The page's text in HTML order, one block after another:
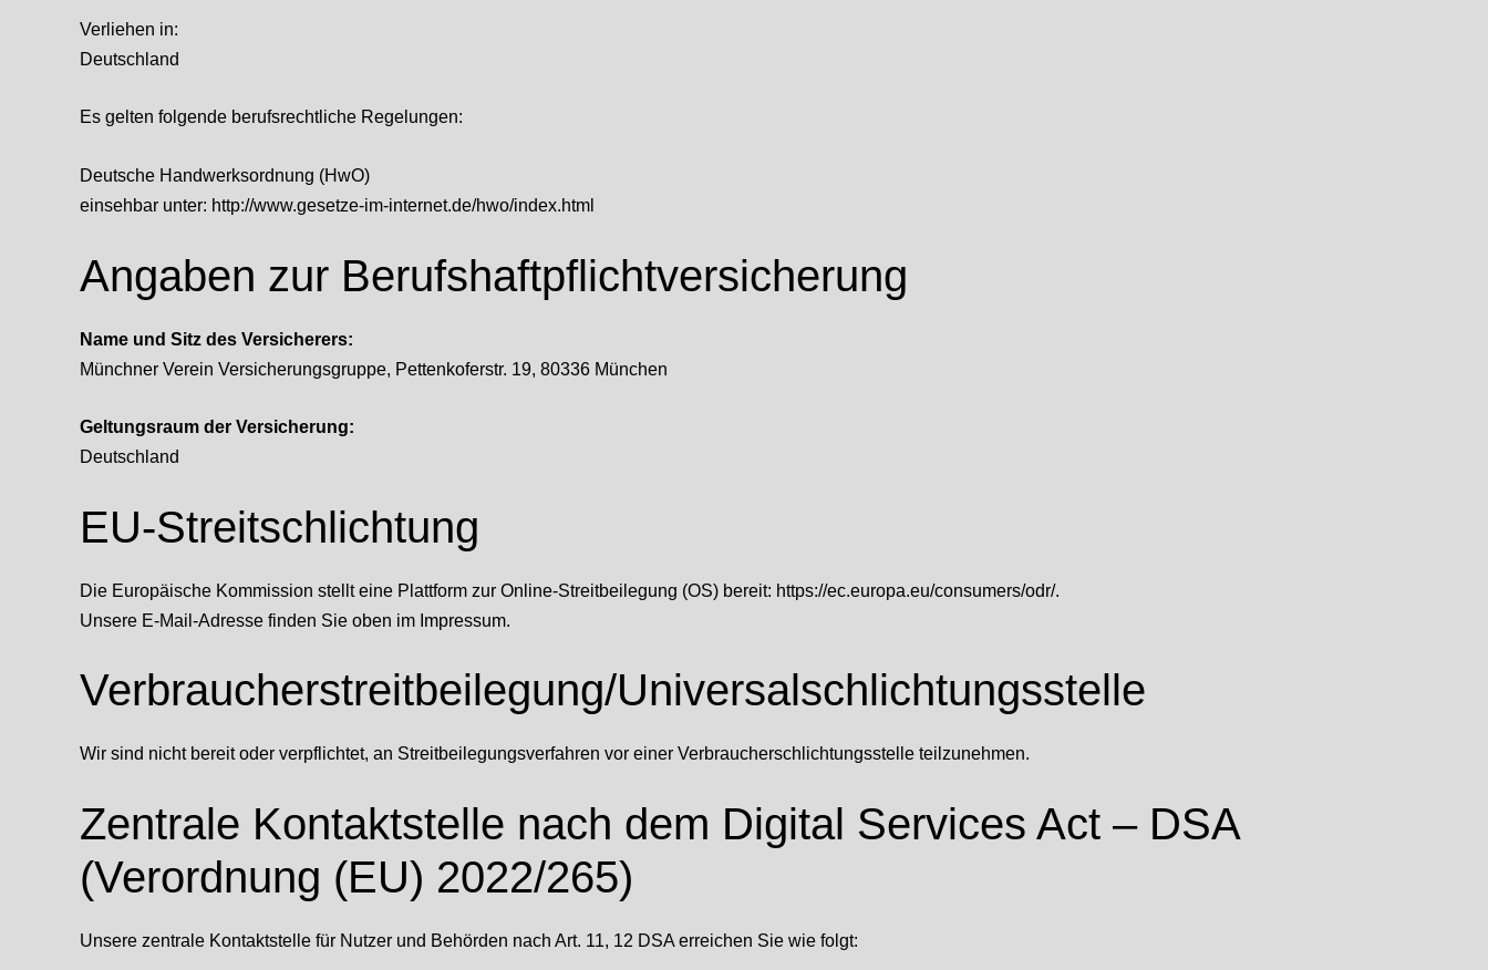
Verliehen in:
Deutschland
Es gelten folgende berufsrechtliche Regelungen:
Deutsche Handwerksordnung (HwO)
einsehbar unter: http://www.gesetze-im-internet.de/hwo/index.html
Angaben zur Berufs­haftpflicht­versicherung
Name und Sitz des Versicherers:
Münchner Verein Versicherungsgruppe, Pettenkoferstr. 19, 80336 München
Geltungsraum der Versicherung:
Deutschland
EU-Streitschlichtung
Die Europäische Kommission stellt eine Plattform zur Online-Streitbeilegung (OS) bereit: https://ec.europa.eu/consumers/odr/.
Unsere E-Mail-Adresse finden Sie oben im Impressum.
Verbraucher­streit­beilegung/Universal­schlichtungs­stelle
Wir sind nicht bereit oder verpflichtet, an Streitbeilegungsverfahren vor einer Verbraucherschlichtungsstelle teilzunehmen.
Zentrale Kontaktstelle nach dem Digital Services Act – DSA
(Verordnung (EU) 2022/265)
Unsere zentrale Kontaktstelle für Nutzer und Behörden nach Art. 11, 12 DSA erreichen Sie wie folgt: